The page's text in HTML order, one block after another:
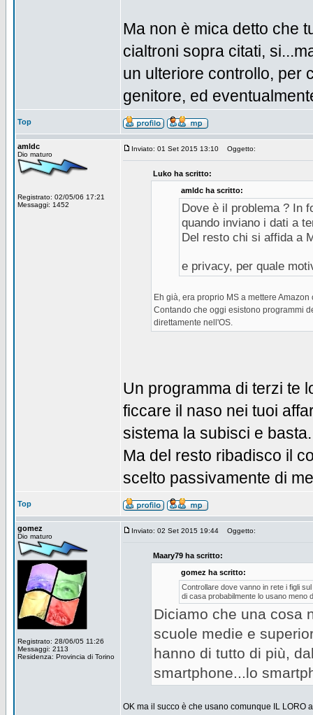
Ma non è mica detto che
cialtroni sopra citati,
un ulteriore controllo, per
genitore, ed
Top
amldc
Dio maturo
Registrato: 02/05/06 17:21
Messaggi: 1452
Inviato: 01 Set 2015 13:10 Oggetto:
Luko ha scritto:
amldc ha scritto:
Dove è il problema ? In
quando inviano i dati a
Del resto chi si affida a
e privacy, per quale
Eh già, era proprio MS a mettere
Contando che oggi esistono programmi
direttamente nell'OS.
Un programma di terzi te
ficcare il naso nei tuoi
sistema la subisci e basta.
Ma del resto ribadisco il
scelto passivamente di
Top
gomez
Dio maturo
Registrato: 28/06/05 11:26
Messaggi: 2113
Residenza: Provincia di Torino
Inviato: 02 Set 2015 19:44 Oggetto:
Maary79 ha scritto:
gomez ha scritto:
Controllare dove vanno in rete i figli
di casa probabilmente lo usano meno
Diciamo che una cosa
scuole medie e
hanno di tutto di più,
smartphone...lo
OK ma il succo è che usano comunque IL